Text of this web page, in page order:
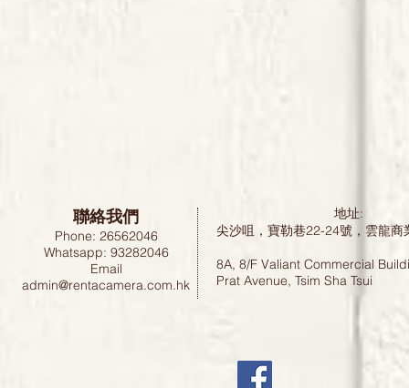
聯絡我們
Phone: 26562046
Whatsapp: 93282046
Email
admin@rentacamera.com.hk
地址:
尖沙咀，寶勒巷22-24號，雲龍
8A, 8/F Valiant Commercial
Prat Avenue, Tsim Sha Tsui